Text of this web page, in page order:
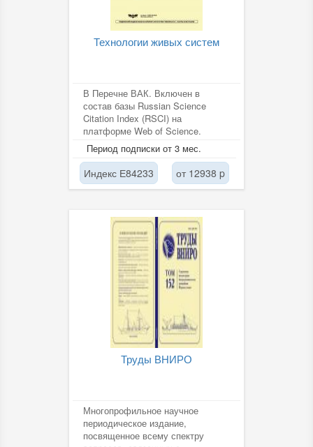
Технологии живых систем
В Перечне ВАК. Включен в
состав базы Russian Science
Citation Index (RSCI) на
платформе Web of Science.
Период подписки от 3 мес.
Индекс Е84233 от 12938 p
Труды ВНИРО
Многопрофильное научное
периодическое издание,
посвященное всему спектру